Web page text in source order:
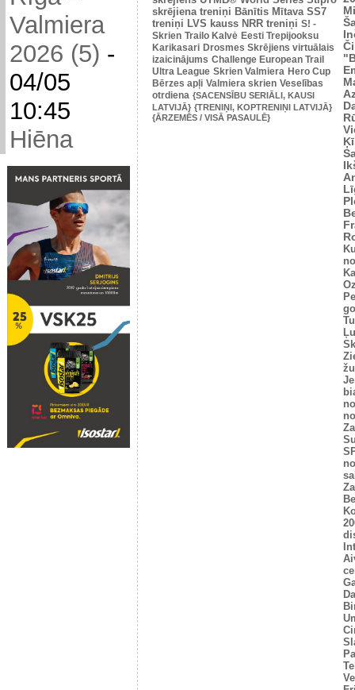
Valmiera
2026 (5) -
04/05
10:45
Hiēna
skrējiena treniņi Bānītis Mītava SS7
treniņi LVS kauss NRR treniņi S! -
Skrien Trailo Kalvė Eesti Trepijooksu
Karikasari Drosmes Skrējiens virtuālais
izaicinājums Challenge European Trail
Ultra League Skrien Valmiera Hero Cup
Bērzes apļi Valmiera skrien Veselības
otrdiena {SACENSĪBU SERIĀLI, KAUSI
LATVIJĀ} {TRENIŅI, KOPTRENIŅI LATVIJĀ}
{ĀRZEMĒS / VISĀ PASAULĒ}